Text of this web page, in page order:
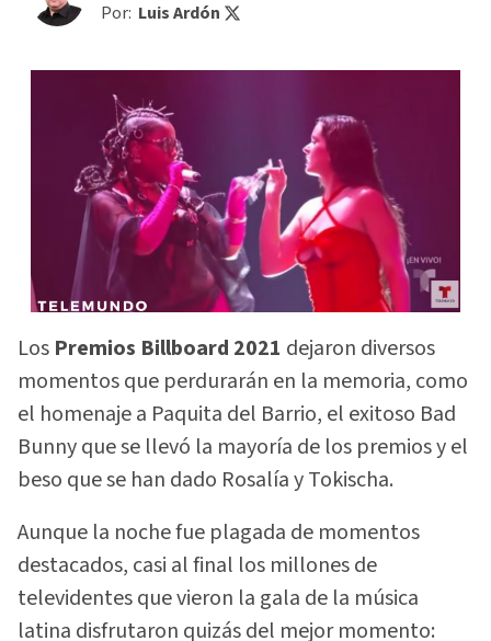
Por: Luis Ardón
Los Premios Billboard 2021 dejaron diversos
momentos que perdurarán en la memoria, como
el homenaje a Paquita del Barrio, el exitoso Bad
Bunny que se llevó la mayoría de los premios y el
beso que se han dado Rosalía y Tokischa.
Aunque la noche fue plagada de momentos
destacados, casi al final los millones de
televidentes que vieron la gala de la música
latina disfrutaron quizás del mejor momento: